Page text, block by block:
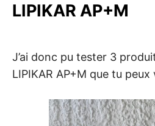
LIPIKAR AP+M
J’ai donc pu tester 3
LIPIKAR AP+M que tu